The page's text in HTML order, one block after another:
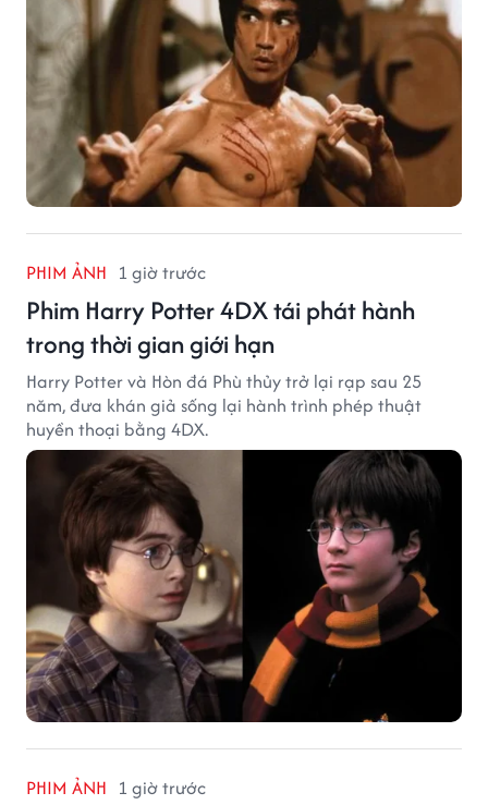
PHIM ẢNH 1 giờ trước
Phim Harry Potter 4DX tái phát hành
trong thời gian giới hạn
Harry Potter và Hòn đá Phù thủy trở lại rạp sau 25
năm, đưa khán giả sống lại hành trình phép thuật
huyền thoại bằng 4DX.
PHIM ẢNH 1 giờ trước